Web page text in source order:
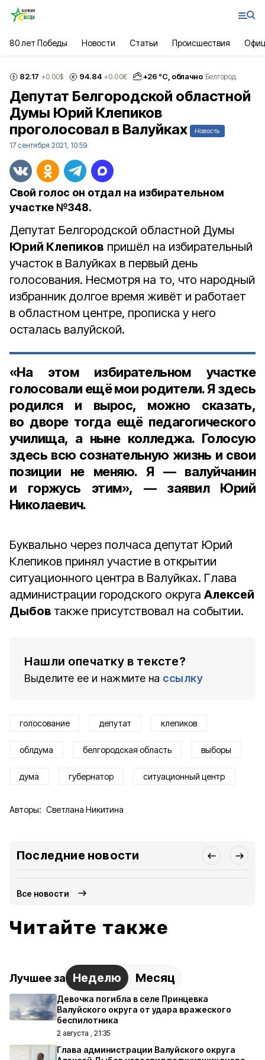
80 лет Победы Новости Статьи Происшествия
82.17 +0.00$ 94.84 +0.00€ +26 °С, облачно Белгород
Депутат Белгородской областной
Думы Юрий Клепиков
проголосовал в Валуйках
Новость
17 сентября 2021, 10:59
Свой голос он отдал на избирательном
участке №348.
Депутат Белгородской областной Думы
Юрий Клепиков пришёл на избирательный
участок в Валуйках в первый день
голосования. Несмотря на то, что народный
избранник долгое время живёт и работает
в областном центре, прописка у него
осталась валуйской.
«На этом избирательном участке
голосовали ещё мои родители. Я здесь
родился и вырос, можно сказать,
во дворе тогда ещё педагогического
училища, а ныне колледжа. Голосую
здесь всю сознательную жизнь и свои
позиции не меняю. Я — валуйчанин
и горжусь этим», — заявил Юрий
Николаевич.
Буквально через полчаса депутат Юрий
Клепиков принял участие в открытии
ситуационного центра в Валуйках. Глава
администрации городского округа Алексей
Дыбов также присутствовал на событии.
Нашли опечатку в тексте?
Выделите ее и нажмите на ссылку
голосование депутат клепиков
облдума белгородская область выборы
дума губернатор ситуационный центр
Авторы: Светлана Никитина
Последние новости
Все новости
Читайте также
Лучшее за Неделю Месяц
Девочка погибла в селе Принцевка
Валуйского округа от удара вражеского
беспилотника
2 августа , 21:35
Глава администрации Валуйского округа